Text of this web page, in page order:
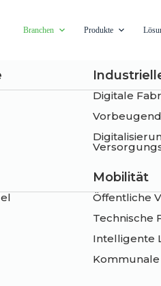
Branchen Produkte
Digitale
Mobilität
Öffentliche
Technische
Intelligente